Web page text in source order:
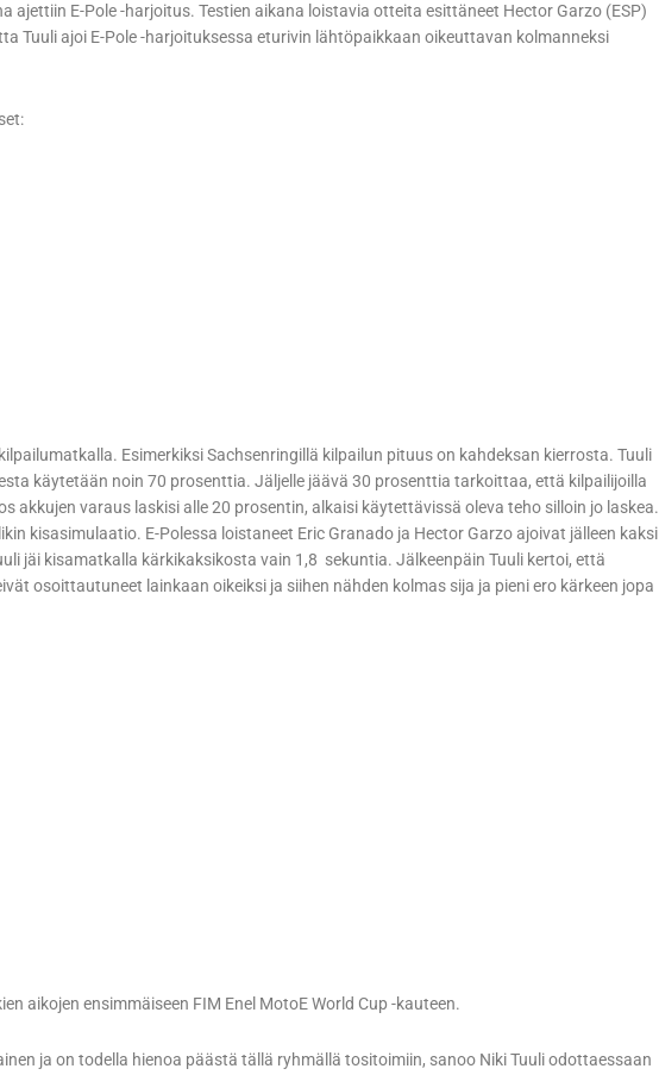
ajettiin E-Pole -harjoitus. Testien aikana loistavia otteita esittäneet Hector Garzo (ESP)
Tuuli ajoi E-Pole -harjoituksessa eturivin lähtöpaikkaan oikeuttavan kolmanneksi
Esimerkiksi Sachsenringillä kilpailun pituus on kahdeksan kierrosta. Tuuli
käytetään noin 70 prosenttia. Jäljelle jäävä 30 prosenttia tarkoittaa, että kilpailijoilla
akkujen varaus laskisi alle 20 prosentin, alkaisi käytettävissä oleva teho silloin jo laskea.
kisasimulaatio. E-Polessa loistaneet Eric Granado ja Hector Garzo ajoivat jälleen kaksi
jäi kisamatkalla kärkikaksikosta vain 1,8 sekuntia. Jälkeenpäin Tuuli kertoi, että
osoittautuneet lainkaan oikeiksi ja siihen nähden kolmas sija ja pieni ero kärkeen jopa
aikojen ensimmäiseen FIM Enel MotoE World Cup -kauteen.
ja on todella hienoa päästä tällä ryhmällä tositoimiin, sanoo Niki Tuuli odottaessaan